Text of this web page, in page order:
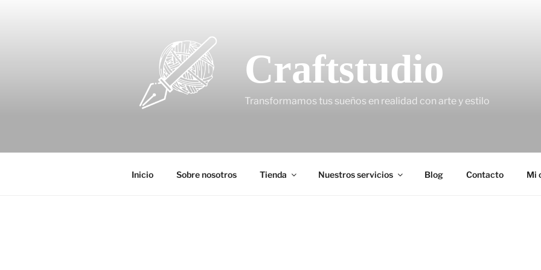
Craftstudio
Transformamos tus sueños en realidad con arte y estilo
Inicio Sobre nosotros Tienda Nuestros servicios Blog Contacto Mi